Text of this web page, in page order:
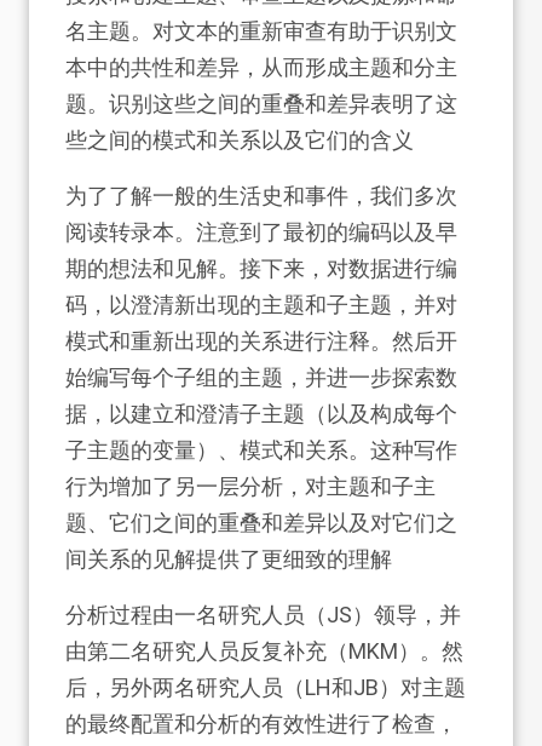
名主题。对文本的重新审查有助于识别文
本中的共性和差异，从而形成主题和分主
题。识别这些之间的重叠和差异表明了这
些之间的模式和关系以及它们的含义
为了了解一般的生活史和事件，我们多次
阅读转录本。注意到了最初的编码以及早
期的想法和见解。接下来，对数据进行编
码，以澄清新出现的主题和子主题，并对
模式和重新出现的关系进行注释。然后开
始编写每个子组的主题，并进一步探索数
据，以建立和澄清子主题（以及构成每个
子主题的变量）、模式和关系。这种写作
行为增加了另一层分析，对主题和子主
题、它们之间的重叠和差异以及对它们之
间关系的见解提供了更细致的理解
分析过程由一名研究人员（JS）领导，并
由第二名研究人员反复补充（MKM）。然
后，另外两名研究人员（LH和JB）对主题
的最终配置和分析的有效性进行了检查，